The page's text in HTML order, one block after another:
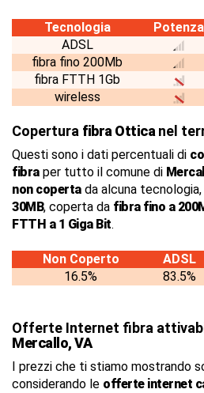
Tecnologia Potenza
ADSL
fibra fino 200Mb
fibra FTTH 1Gb
wireless
Copertura fibra Ottica nel
Questi sono i dati percentuali di
fibraper tutto il comune di
non copertada alcuna
30MB, coperta da fibra fino a
FTTH a 1 Giga Bit.
Non Coperto ADSL
16.5%
83.5%
Offerte Internet fibra
Mercallo, VA
I prezzi che ti stiamo mostrando
considerando le offerte internet